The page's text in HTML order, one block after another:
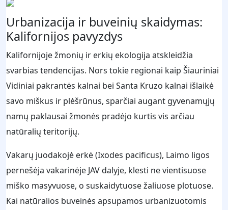
Urbanizacija ir buveinių skaidymas:
Kalifornijos pavyzdys
Kalifornijoje žmonių ir erkių ekologija atskleidžia
svarbias tendencijas. Nors tokie regionai kaip Šiauriniai
Vidiniai pakrantės kalnai bei Santa Kruzo kalnai išlaikė
savo miškus ir plėšrūnus, sparčiai augant gyvenamųjų
namų paklausai žmonės pradėjo kurtis vis arčiau
natūralių teritorijų.
Vakarų juodakojė erkė (Ixodes pacificus), Laimo ligos
pernešėja vakarinėje JAV dalyje, klesti ne vientisuose
miško masyvuose, o suskaidytuose žaliuose plotuose.
Kai natūralios buveinės apsupamos urbanizuotomis